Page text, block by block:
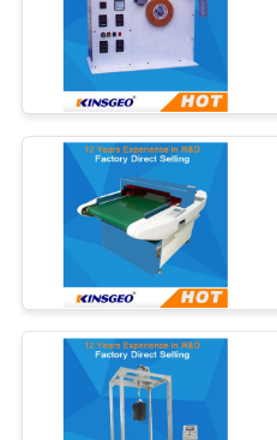
ห้องทดสอ
แวดล้อม
เครื่องทด
พลาสติก